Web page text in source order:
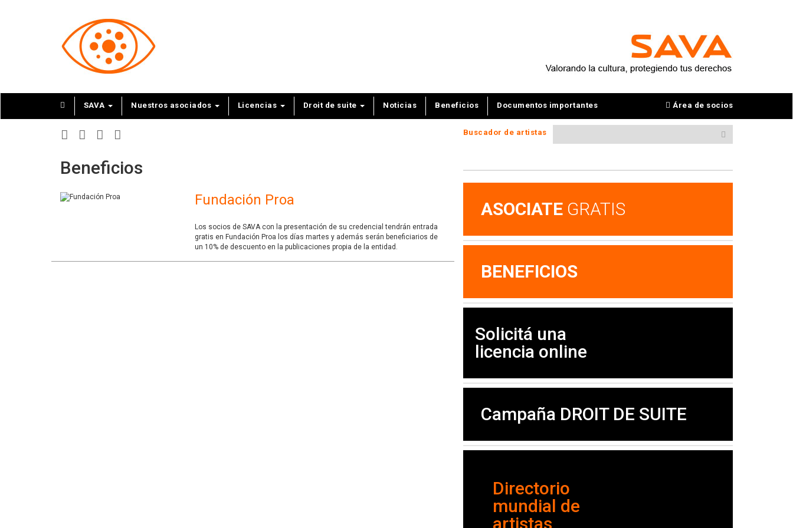
SAVA Nuestros asociados Licencias Droit de suite Noticias Beneficios Documentos importantes Área de socios
Beneficios
Fundación Proa
Los socios de SAVA con la presentación de su credencial tendrán entrada
gratis en Fundación Proa los días martes y además serán beneficiarios de
un 10% de descuento en la publicaciones propia de la entidad.
Buscador de artistas
ASOCIATEGRATIS
BENEFICIOS
Solicitá una
licencia online
Campaña DROIT DE SUITE
Directorio
mundial de
artistas